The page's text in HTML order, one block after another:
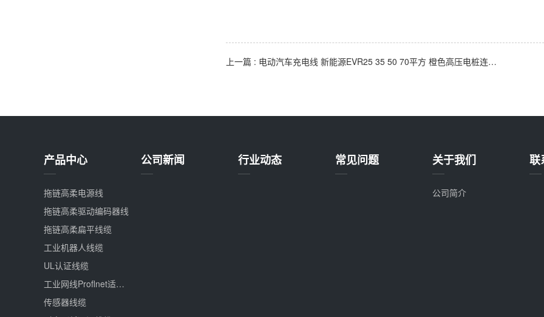
上一篇 : 电动汽车充电线 新能源EVR25 35 50 70平方 橙色高压电桩连接电池
产品中心
拖链高柔电源线
拖链高柔驱动编码器线
拖链高柔扁平线缆
工业机器人线缆
UL认证线缆
工业网线Proflnet适用于EtherCAT
传感器线缆
公司新闻 行业动态 常见问题 关于我们
公司简介
联